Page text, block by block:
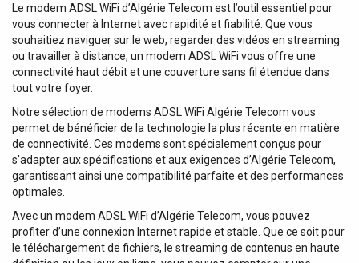
les projets et applications nécessitant une connectivité
Internet fiable et sécurisée tout en privilégiant la
compacité et l'efficacité énergétique. Guide de démarage
rapide : Sortez le produit de la boite Dévissez sur le coté
droit du module Sortez la carte électronique Introduisez
votre carte SIM dans l'emplacement Remettez la carte et
refermez le boitier Connecter le boitier par USB et par
câble RJ45 Mettez sous tension le boitier Configurez les
accès Wifi depuis votre accès utilisateur Voila vous avez à
présent fini la configuration Caractéristiques principales :
Connectivité : 4G/LTE (Cat 4), 3G, 2G Protocole :
compatible avec les protocoles de communication DNP3
industriels et Modbus Vous pouvez mettre en place un
VPN et choisir parmi les 27 méthodes de cryptage. Le
Teltonika TRB140 offre la fonction de GRE (Generic
Le modem ADSL WiFi d’Algérie Telecom est l’outil essentiel pour
vous connecter à Internet avec rapidité et fiabilité. Que vous
souhaitiez naviguer sur le web, regarder des vidéos en streaming
ou travailler à distance, un modem ADSL WiFi vous offre une
connectivité haut débit et une couverture sans fil étendue dans
tout votre foyer.
Notre sélection de modems ADSL WiFi Algérie Telecom vous
permet de bénéficier de la technologie la plus récente en matière
de connectivité. Ces modems sont spécialement conçus pour
s’adapter aux spécifications et aux exigences d’Algérie Telecom,
garantissant ainsi une compatibilité parfaite et des performances
optimales.
Avec un modem ADSL WiFi d’Algérie Telecom, vous pouvez
profiter d’une connexion Internet rapide et stable. Que ce soit pour
le téléchargement de fichiers, le streaming de contenus en haute